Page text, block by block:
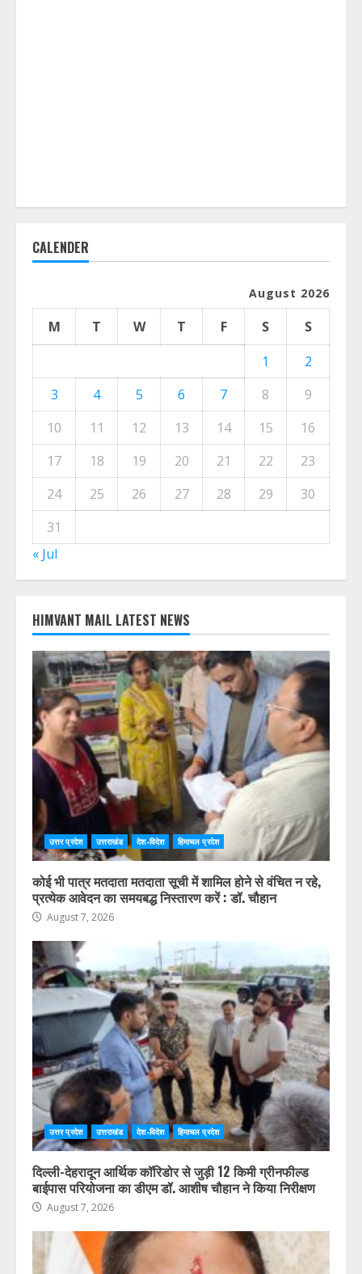
CALENDER
August 2026
M T W T F S
S
1
2
3
4 5 6 7 8
9
10
11 12 13 14 15
16
17
18 19 20 21 22
23
24
25 26 27 28 29
30
31
« Jul
HIMVANT MAIL LATEST NEWS
उत्तर प्रदेश उत्तराखंड देश-विदेश हिमाचल प्रदेश
कोई भी पात्र मतदाता मतदाता सूची में शामिल होने से वंचित न रहे,
प्रत्येक आवेदन का समयबद्ध निस्तारण करें : डॉ. चौहान
August 7, 2026
उत्तर प्रदेश उत्तराखंड देश-विदेश हिमाचल प्रदेश
दिल्ली-देहरादून आर्थिक कॉरिडोर से जुड़ी 12 किमी ग्रीनफील्ड
बाईपास परियोजना का डीएम डॉ. आशीष चौहान ने किया निरीक्षण
August 7, 2026